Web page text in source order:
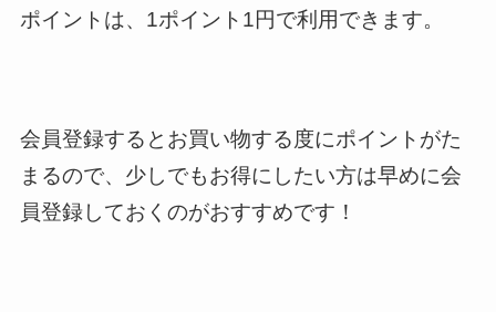
ポイントは、1ポイント1円で利用できます。
会員登録するとお買い物する度にポイントがた
まるので、少しでもお得にしたい方は早めに会
員登録しておくのがおすすめです！